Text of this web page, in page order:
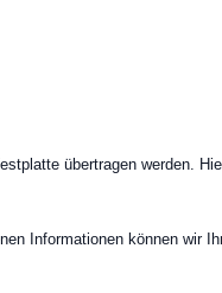
übertragen werden.
Informationen können wir